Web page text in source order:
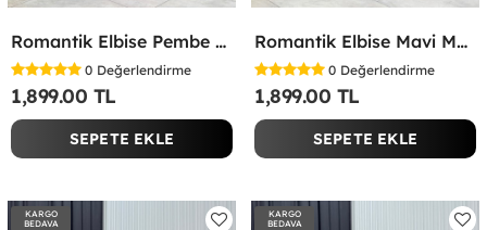
Romantik Elbise Pembe Pembe
0 Değerlendirme
1,899.00 TL
SEPETE EKLE
Romantik Elbise Mavi Mavi
0 Değerlendirme
1,899.00 TL
SEPETE EKLE
KARGO
BEDAVA
KARGO
BEDAVA